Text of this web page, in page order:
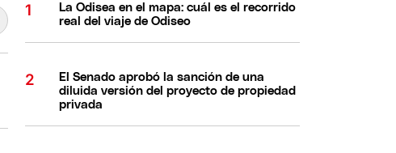
La Odisea en el mapa: cuál es el recorrido
real del viaje de Odiseo
El Senado aprobó la sanción de una
diluida versión del proyecto de propiedad
privada